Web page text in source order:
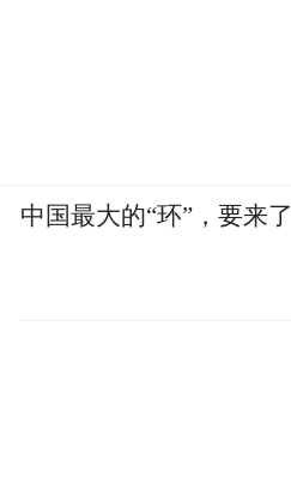
中国最大的“环”，要来了